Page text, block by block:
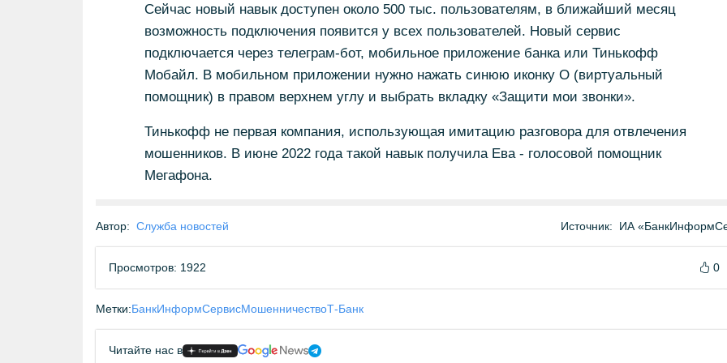
Сейчас новый навык доступен около 500 тыс. пользователям, в ближайший месяц
возможность подключения появится у всех пользователей. Новый сервис
подключается через телеграм-бот, мобильное приложение банка или Тинькофф
Мобайл. В мобильном приложении нужно нажать синюю иконку O (виртуальный
помощник) в правом верхнем углу и выбрать вкладку «Защити мои звонки».
Тинькофф не первая компания, использующая имитацию разговора для отвлечения
мошенников. В июне 2022 года такой навык получила Ева - голосовой помощник
Мегафона.
Автор: Служба новостей Источник: ИА
Просмотров: 1922 0
Метки:БанкИнформСервисМошенничествоТ-Банк
Читайте нас в